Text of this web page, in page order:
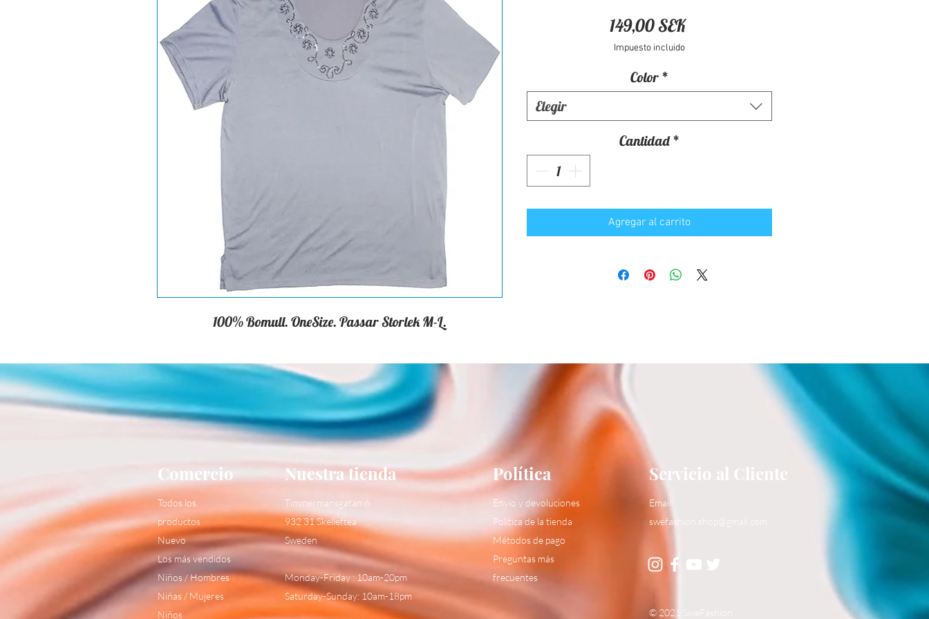
100% Bomull. OneSize. Passar Storlek M-L.
149,00 SEKPrecio
Impuesto incluido
Color *
Elegir
Cantidad *
Agregar al carrito
Comercio
Todos los
productos
Nuevo
Los más vendidos
Niños / Hombres
Niñas / Mujeres
Niños
Nuestra tienda
Timmermansgatan 6
932 31 Skelleftea
Sweden
Monday-Friday : 10am-20pm
Saturday-Sunday: 10am-18pm
Política
Envío y devoluciones
Política de la tienda
Métodos de pago
Preguntas más
frecuentes
Servicio al Cliente
Email:
swefashion.shop@gmail.com
© 2021 SweFashion